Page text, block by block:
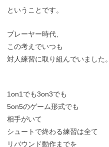
ということです。
プレーヤー時代、
この考えでいつも
対人練習に取り組んでいました。
1on1でも3on3でも
5on5のゲーム形式でも
相手がいて
シュートで終わる練習は全て
リバウンド動作までを